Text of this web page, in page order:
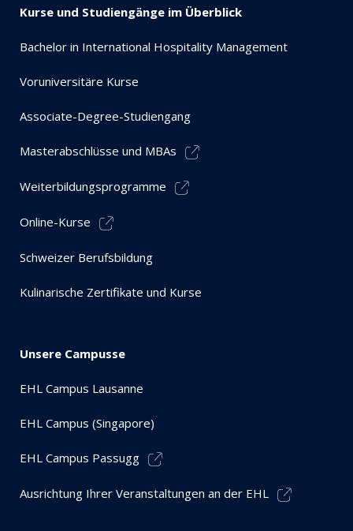
Kurse und Studiengänge im Überblick
Bachelor in International Hospitality Management
Voruniversitäre Kurse
Associate-Degree-Studiengang
Masterabschlüsse und MBAs
Weiterbildungsprogramme
Online-Kurse
Schweizer Berufsbildung
Kulinarische Zertifikate und Kurse
Unsere Campusse
EHL Campus Lausanne
EHL Campus (Singapore)
EHL Campus Passugg
Ausrichtung Ihrer Veranstaltungen an der EHL